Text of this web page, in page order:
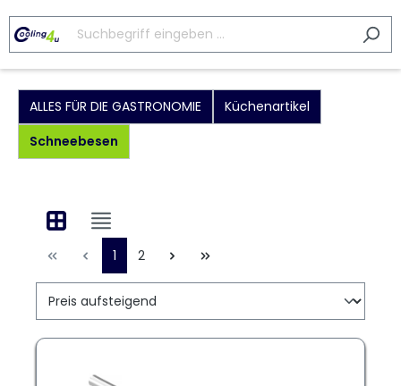
ALLES FÜR DIE GASTRONOMIE
Küchenartikel
Schneebesen
1 2